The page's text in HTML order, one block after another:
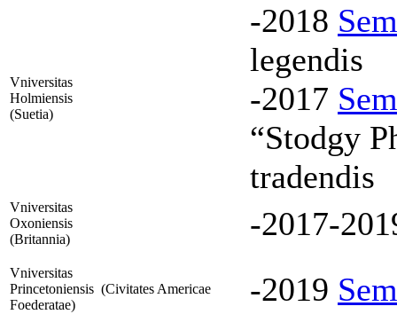
Vniversitas
Holmiensis
(Suetia)
-2018
legendis
-2017
“Stodgy
tradendis
Vniversitas
Oxoniensis
(Britannia)
-2017-
Vniversitas
Princetoniensis (Civitates Americae
Foederatae)
-2019